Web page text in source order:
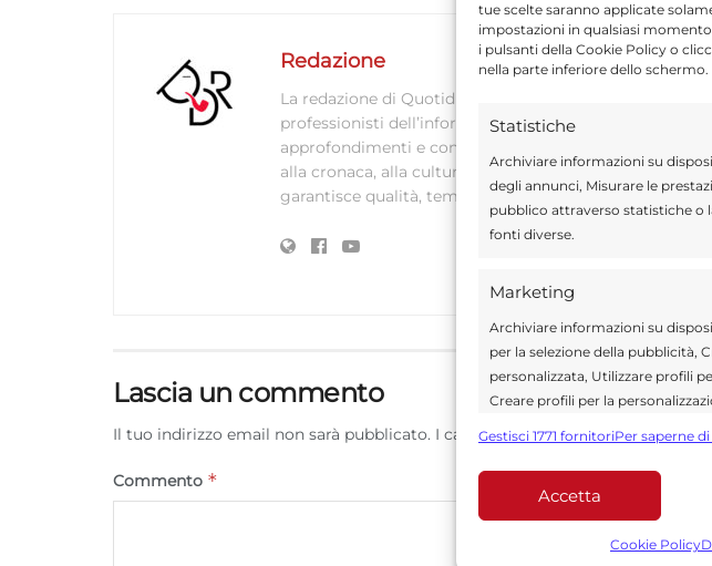
tue scelte saranno applicate
impostazioni in qualsiasi
i pulsanti della Cookie Policy o
nella parte inferiore dello schermo.
Statistiche
Archiviare informazioni su
degli annunci, Misurare le
pubblico attraverso statistiche o
fonti diverse.
Marketing
Archiviare informazioni su
per la selezione della pubblicità,
personalizzata, Utilizzare profili
Creare profili per la
Utilizzare dati limitati per la
Funzionalità
Abbinare e combinare dati
Gestisci 1771 fornitoriPer saperne
Accetta
Cookie Policy
Redazione
La redazione di Quotidianodiragusa.it è composta da
professionisti dell’informazione che ogni giorno
approfondimenti e contenuti accurati dedicati alla
alla cronaca, alla cultura e allo sport. Un team
garantisce qualità, tempestività e affidabilità.
Lascia un commento
Il tuo indirizzo email non sarà pubblicato. I campi obbligatori sono
Commento *